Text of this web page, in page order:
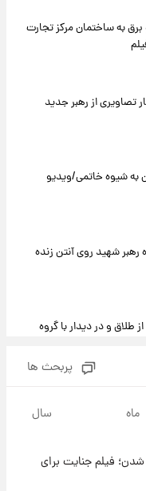
به ساختمان مرکز تجارت
تصاویری از رهبر جدید
به شیوه خاتمی/ویدیو
شهید روی آنتن زنده
طلاق و در دیدار با گروه
یوفا
پربحث ها
ماه سال
فیلم جنایت برای